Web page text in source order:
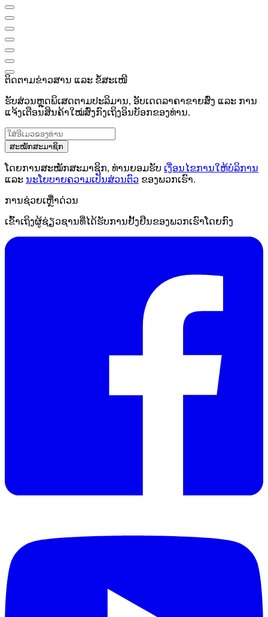
ຕິດຕາມຂ່າວສານ ແລະ ຂໍ້ສະເໜີ
ຮັບສ່ວນຫຼຸດພິເສດຕາມປະລິມານ, ອັບເດດລາຄາຂາຍສົ່ງ ແລະ ການ
ແຈ້ງເຕືອນສິນຄ້າໃໝ່ສົ່ງກົງເຖິງອິນບັອກຂອງທ່ານ.
ສະໝັກສະມາຊິກ
ໂດຍການສະໝັກສະມາຊິກ, ທ່ານຍອມຮັບ ເງື່ອນໄຂການໃຫ້ບໍລິການ
ແລະ ນະໂຍບາຍຄວາມເປັນສ່ວນຕົວ ຂອງພວກເຮົາ.
ການຊ່ວຍເຫຼືໍາດ່ວນ
ເຂົ້າເຖິງຜູ້ຊ່ຽວຊານທີ່ໄດ້ຮັບການຢັ້ງຢືນຂອງພວກເຮົາໂດຍກົງ